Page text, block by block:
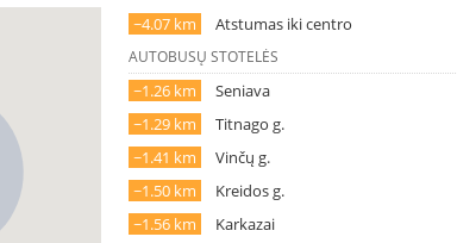
~4.07 km Atstumas iki centro
AUTOBUSŲ STOTELĖS
~1.26 km
Seniava
~1.29 km
Titnago g.
~1.41 km
Vinčų g.
~1.50 km
Kreidos g.
~1.56 km
Karkazai